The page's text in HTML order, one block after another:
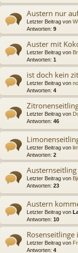
Austern nur
Letzter Beitrag von
Antworten: 9
Auster mit
Letzter Beitrag von
Antworten: 1
ist doch kein
Letzter Beitrag von
Antworten: 4
Letzter Beitrag von
Antworten: 46
Letzter Beitrag von
Antworten: 2
Letzter Beitrag von
Antworten: 23
Austern
Letzter Beitrag von
Antworten: 10
Rosenseitlinge
Letzter Beitrag von
Antworten: 4